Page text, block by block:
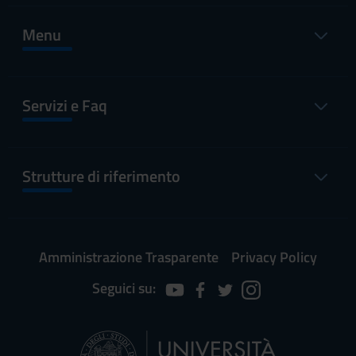
Menu
Servizi e Faq
Strutture di riferimento
Amministrazione Trasparente
Privacy Policy
Seguici su: